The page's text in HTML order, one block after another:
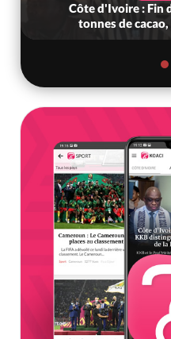
Côte d'Ivoire : Fin
tonnes de cacao,